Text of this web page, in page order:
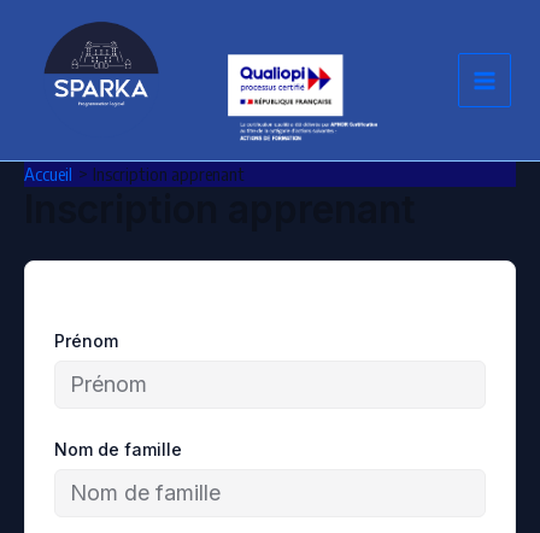
contenu
Accueil Inscription apprenant
Prénom
Nom de famille